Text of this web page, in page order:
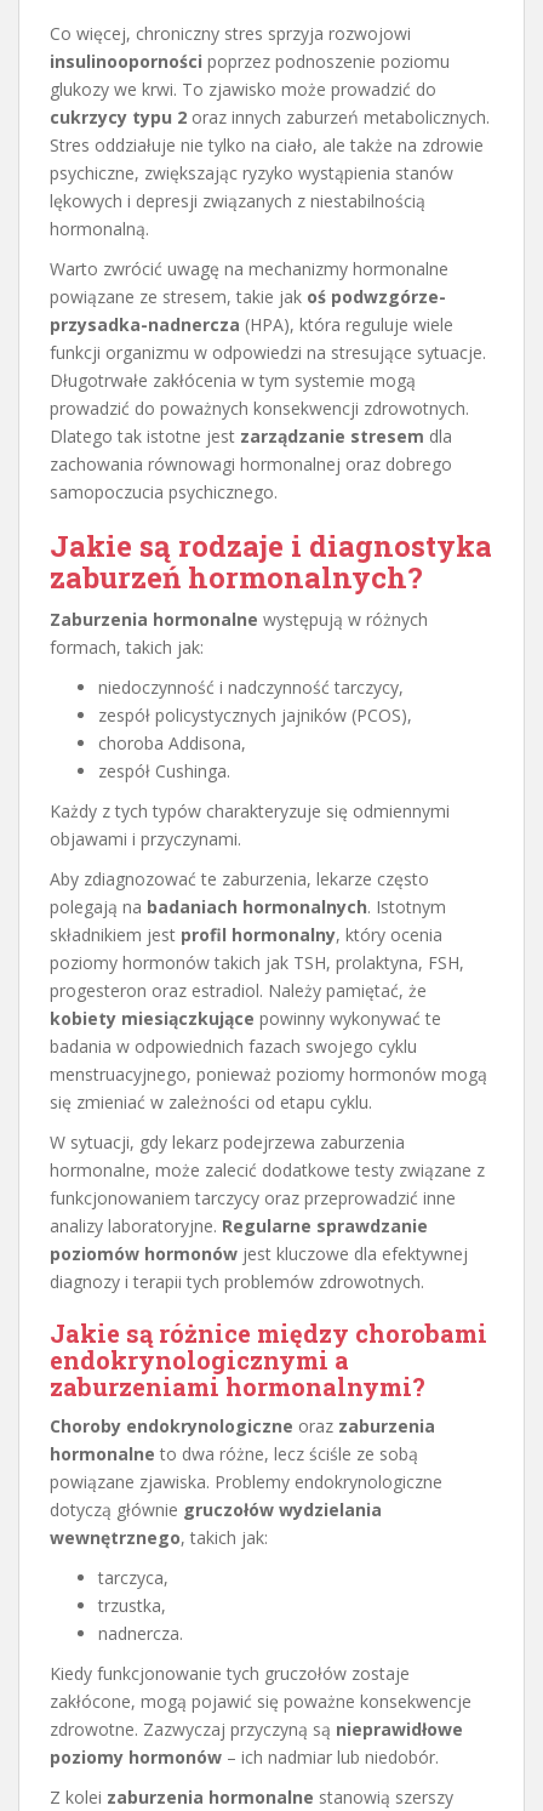
Co więcej, chroniczny stres sprzyja rozwojowi
insulinooporności poprzez podnoszenie poziomu
glukozy we krwi. To zjawisko może prowadzić do
cukrzycy typu 2 oraz innych zaburzeń metabolicznych.
Stres oddziałuje nie tylko na ciało, ale także na zdrowie
psychiczne, zwiększając ryzyko wystąpienia stanów
lękowych i depresji związanych z niestabilnością
hormonalną.
Warto zwrócić uwagę na mechanizmy hormonalne
powiązane ze stresem, takie jak oś podwzgórze-
przysadka-nadnercza (HPA), która reguluje wiele
funkcji organizmu w odpowiedzi na stresujące sytuacje.
Długotrwałe zakłócenia w tym systemie mogą
prowadzić do poważnych konsekwencji zdrowotnych.
Dlatego tak istotne jest zarządzanie stresem dla
zachowania równowagi hormonalnej oraz dobrego
samopoczucia psychicznego.
Jakie są rodzaje i diagnostyka
zaburzeń hormonalnych?
Zaburzenia hormonalne występują w różnych
formach, takich jak:
niedoczynność i nadczynność tarczycy,
zespół policystycznych jajników (PCOS),
choroba Addisona,
zespół Cushinga.
Każdy z tych typów charakteryzuje się odmiennymi
objawami i przyczynami.
Aby zdiagnozować te zaburzenia, lekarze często
polegają na badaniach hormonalnych. Istotnym
składnikiem jest profil hormonalny, który ocenia
poziomy hormonów takich jak TSH, prolaktyna, FSH,
progesteron oraz estradiol. Należy pamiętać, że
kobiety miesiączkujące powinny wykonywać te
badania w odpowiednich fazach swojego cyklu
menstruacyjnego, ponieważ poziomy hormonów mogą
się zmieniać w zależności od etapu cyklu.
W sytuacji, gdy lekarz podejrzewa zaburzenia
hormonalne, może zalecić dodatkowe testy związane z
funkcjonowaniem tarczycy oraz przeprowadzić inne
analizy laboratoryjne. Regularne sprawdzanie
poziomów hormonów jest kluczowe dla efektywnej
diagnozy i terapii tych problemów zdrowotnych.
Jakie są różnice między chorobami
endokrynologicznymi a
zaburzeniami hormonalnymi?
Choroby endokrynologiczne oraz zaburzenia
hormonalne to dwa różne, lecz ściśle ze sobą
powiązane zjawiska. Problemy endokrynologiczne
dotyczą głównie gruczołów wydzielania
wewnętrznego, takich jak:
tarczyca,
trzustka,
nadnercza.
Kiedy funkcjonowanie tych gruczołów zostaje
zakłócone, mogą pojawić się poważne konsekwencje
zdrowotne. Zazwyczaj przyczyną są nieprawidłowe
poziomy hormonów – ich nadmiar lub niedobór.
Z kolei zaburzenia hormonalne stanowią szerszy